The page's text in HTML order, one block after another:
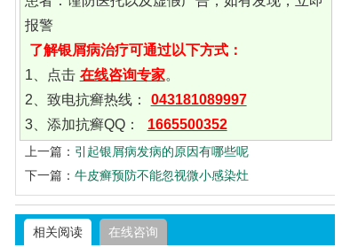
报警
了解银屑病治疗可通过以下方式：
1、点击 在线咨询专家。
2、致电抗癣热线：
043181089997
3、添加抗癣QQ：
1665500352
上一篇： 引起银屑病发病的原因有哪些呢
下一篇： 牛皮癣预防不能忽视微小感染灶
相关阅读 在线咨询